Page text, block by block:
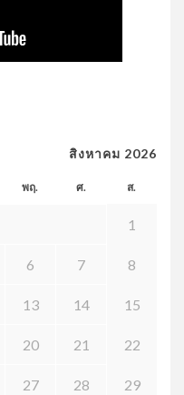
สิงหาคม 2026
พฤ. ศ. ส.
1
6 7 8
13 14 15
20 21 22
27 28 29